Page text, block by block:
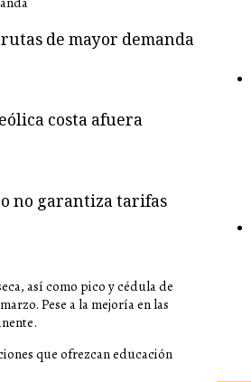
de mayor demanda
costa afuera
no garantiza tarifas
así como pico y cédula de
Pese a la mejoría en las
que ofrezcan educación